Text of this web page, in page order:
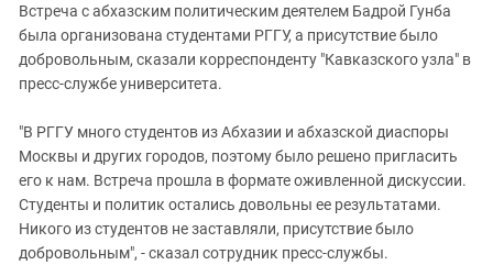
Встреча с абхазским политическим деятелем Бадрой Гунба
была организована студентами РГГУ, а присутствие было
добровольным, сказали корреспонденту "Кавказского узла" в
пресс-службе университета.
"В РГГУ много студентов из Абхазии и абхазской диаспоры
Москвы и других городов, поэтому было решено пригласить
его к нам. Встреча прошла в формате оживленной дискуссии.
Студенты и политик остались довольны ее результатами.
Никого из студентов не заставляли, присутствие было
добровольным", - сказал сотрудник пресс-службы.